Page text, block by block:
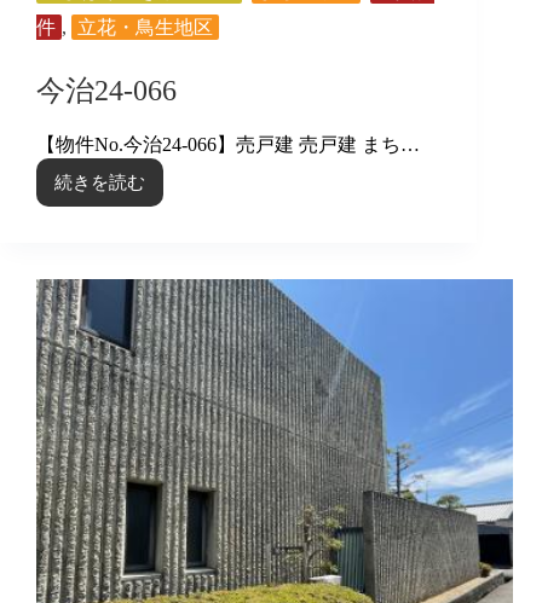
件 , 立花・鳥生地区
今治24-066
【物件No.今治24-066】売戸建 売戸建 まち…
続きを読む
今